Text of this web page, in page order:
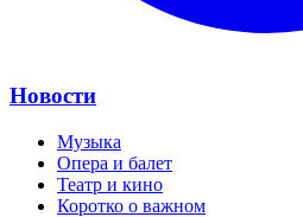
Новости
Музыка
Опера и балет
Театр и кино
Коротко о важном